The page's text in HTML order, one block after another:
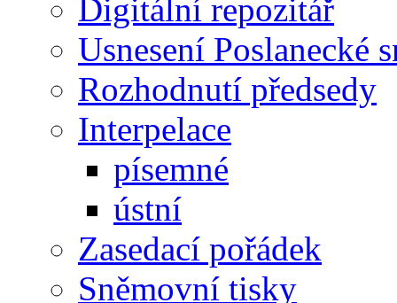
Digitální repozitář
Usnesení Poslanecké
Rozhodnutí předsedy
Interpelace
písemné
ústní
Zasedací pořádek
Sněmovní tisky